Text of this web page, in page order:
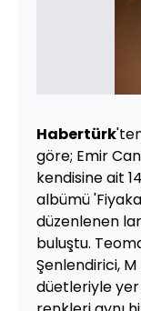
Habertürk
göre; Emir
kendisine ait
albümü
düzenlenen
buluştu.
Şenlendirici, M
düetleriyle yer